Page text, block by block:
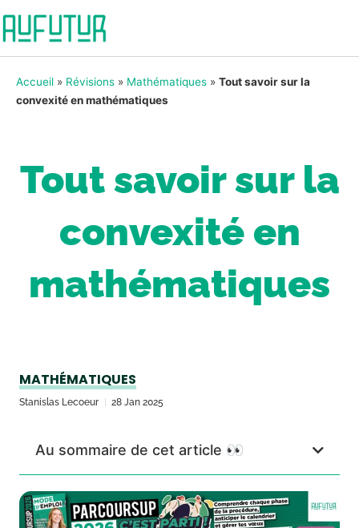
Accueil » Révisions » Mathématiques » Tout savoir sur la
convexité en mathématiques
Tout savoir sur la
convexité en
mathématiques
MATHÉMATIQUES
Stanislas Lecoeur 28 Jan 2025
Au sommaire de cet article 👀